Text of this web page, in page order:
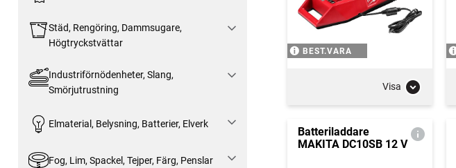
Städ, Rengöring, Dammsugare,
Högtryckstvättar
Industriförnödenheter, Slang,
Smörjutrustning
Elmaterial, Belysning, Batterier, Elverk
Fog, Lim, Spackel, Tejper, Färg, Penslar
BEST.VARA
Visa
Batteriladdare
MAKITA DC10SB 12 V